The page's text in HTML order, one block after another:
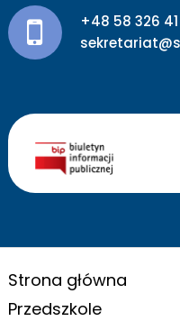
+48 58 326 41
Strona główna
Przedszkole